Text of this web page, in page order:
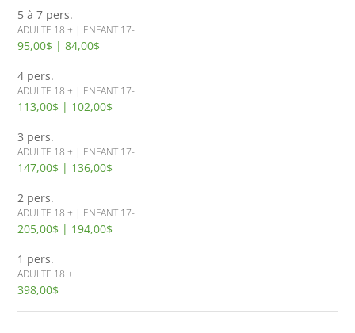
5 à 7 pers.
ADULTE 18 + | ENFANT 17-
95,00$ | 84,00$
4 pers.
ADULTE 18 + | ENFANT 17-
113,00$ | 102,00$
3 pers.
ADULTE 18 + | ENFANT 17-
147,00$ | 136,00$
2 pers.
ADULTE 18 + | ENFANT 17-
205,00$ | 194,00$
1 pers.
ADULTE 18 +
398,00$